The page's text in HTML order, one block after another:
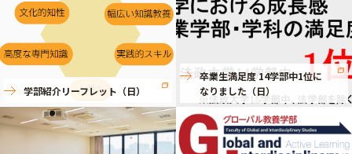
学部紹介リーフレット（日）
卒業生満足度 14学部中1位に
なりました（日）